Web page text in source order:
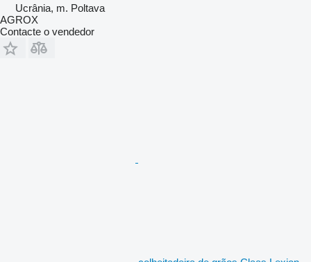
Ucrânia, m. Poltava
AGROX
Contacte o vendedor